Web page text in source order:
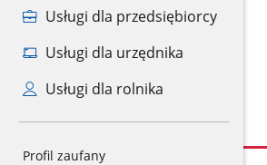
Usługi dla przedsiębiorcy
Usługi dla urzędnika
Usługi dla rolnika
Profil zaufany